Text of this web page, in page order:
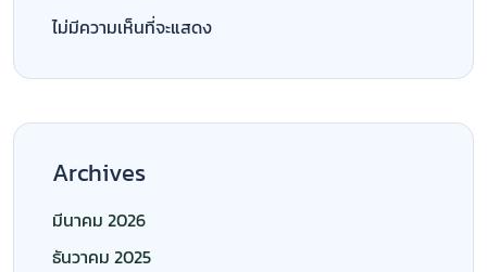
ไม่มีความเห็นที่จะแสดง
Archives
มีนาคม 2026
ธันวาคม 2025